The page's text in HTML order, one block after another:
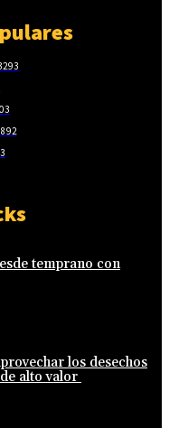
892
temprano con
los desechos
alto valor